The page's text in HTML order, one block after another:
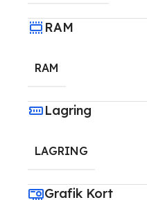
RAM
RAM
Lagring
LAGRING
Grafik Kort